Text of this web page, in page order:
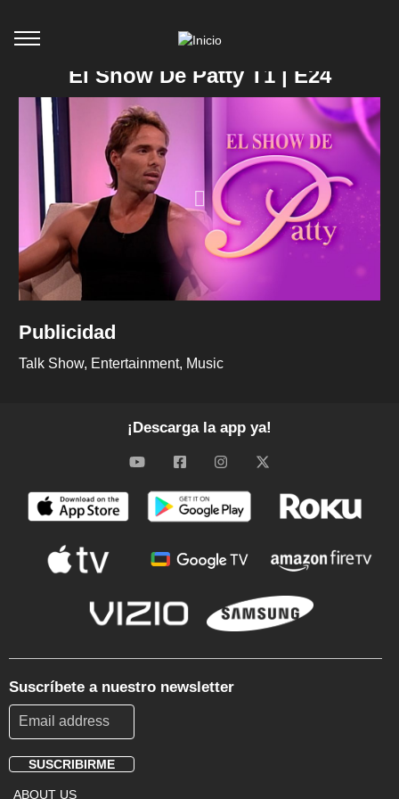
El Show De Patty T1 | E24
Publicidad
Talk Show Entertainment Music
¡Descarga la app ya!
Suscríbete a nuestro newsletter
SUSCRIBIRME
ABOUT US